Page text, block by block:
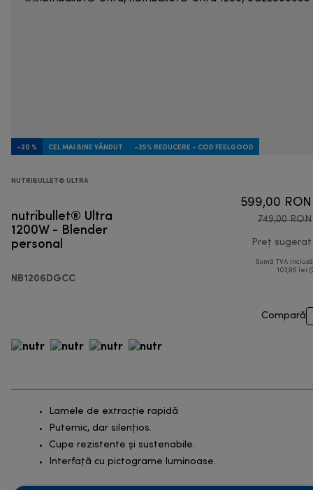
-20 % CEL MAI BINE VÂNDUT -25% REDUCERE - COD FEELGOOD
NUTRIBULLET® ULTRA
nutribullet® Ultra
1200W - Blender
personal
NB1206DGCC
599,00 RON
749,00 RON
Preț sugerat
Sumă TVA
103,96 lei
Compară
Lamele de extracție rapidă
Puternic, dar silențios.
Cupe rezistente și sustenabile.
Interfață cu pictograme luminoase.